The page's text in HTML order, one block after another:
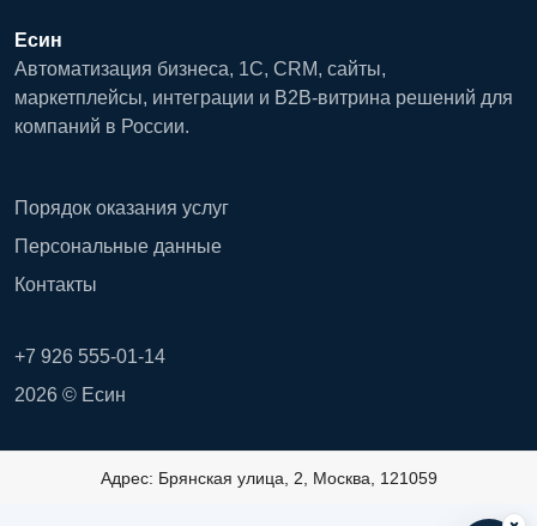
Есин
Автоматизация бизнеса, 1С, CRM, сайты,
маркетплейсы, интеграции и B2B-витрина решений для
компаний в России.
Порядок оказания услуг
Персональные данные
Контакты
+7 926 555-01-14
2026 © Есин
Адрес: Брянская улица, 2, Москва, 121059